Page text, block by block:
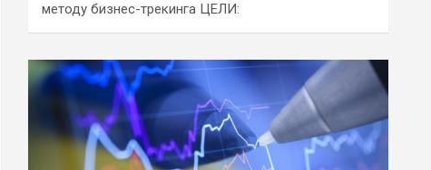
методу бизнес-трекинга ЦЕЛИ: